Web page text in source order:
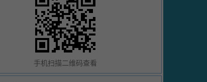
手机扫描二维码查看